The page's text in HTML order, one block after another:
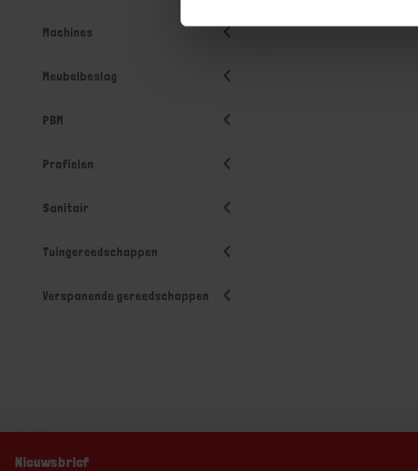
Machines
Meubelbeslag
PBM
Profielen
Sanitair
Tuingereedschappen
Verspanende gereedschappen
Nieuwsbrief